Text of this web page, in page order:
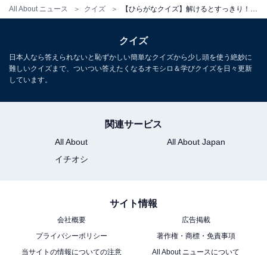
All About ニュース クイズ
クイズ
日本人なら答えられないと恥ずかしい簡単なクイズから少し頭を使う絶妙に
難しいクイズまで、ついつい答えたくなるオモシロ＆学びクイズを日々更新
しています。
関連サービス
All About
All About Japan
イチオシ
サイト情報
会社概要
広告掲載
プライバシーポリシー
著作権・商標・免責事項
当サイトの情報についての注意
All About ニュースについて